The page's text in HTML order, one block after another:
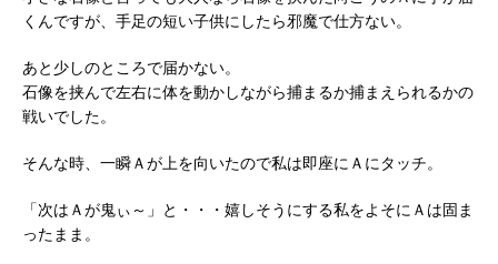
くんですが、手足の短い子供にしたら邪魔で仕方ない。
あと少しのところで届かない。
石像を挟んで左右に体を動かしながら捕まるか捕まえられるかの
戦いでした。
そんな時、一瞬Ａが上を向いたので私は即座にＡにタッチ。
「次はＡが鬼ぃ～」と・・・嬉しそうにする私をよそにＡは固ま
ったまま。